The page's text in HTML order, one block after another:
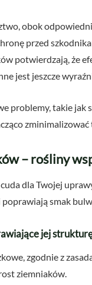
obok
przed
potwierdzają, że
jest jeszcze
problemy, takie jak
zminimalizować
– rośliny
dla Twojej
smak bulw.
jej
zgodnie z
ziemniaków.